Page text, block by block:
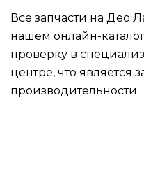
Все запчасти на Део
нашем онлайн-
проверку в
центре, что является
производительности.